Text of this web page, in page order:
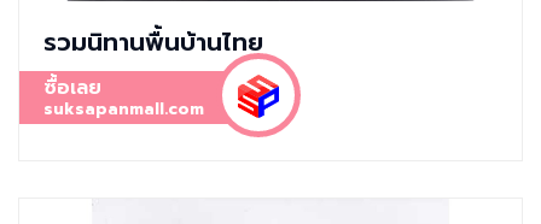
รวมนิทานพื้นบ้านไทย
ซื้อเลย
suksapanmall.com